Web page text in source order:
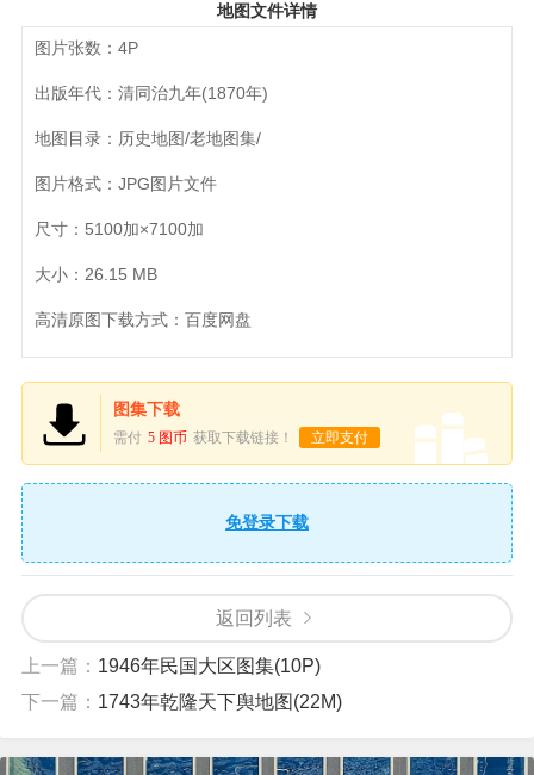
地图文件详情
图片张数：4P
出版年代：清同治九年(1870年)
地图目录：历史地图/老地图集/
图片格式：JPG图片文件
尺寸：5100加×7100加
大小：26.15 MB
高清原图下载方式：百度网盘
图集下载
需付 5 图币 获取下载链接！ 立即支付
免登录下载
返回列表
上一篇： 1946年民国大区图集(10P)
下一篇： 1743年乾隆天下舆地图(22M)